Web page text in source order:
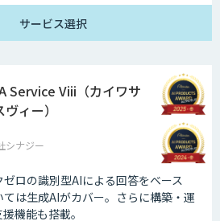
サービス選択
Service Viii（カイワサ
ィー）
シナジー
ロの識別型AIによる回答をベース
は⽣成AIがカバー。さらに構築・運
機能も搭載。